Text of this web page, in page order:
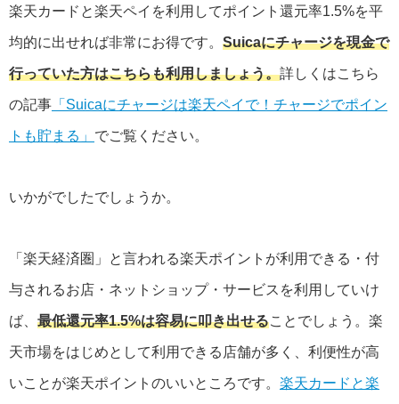
楽天カードと楽天ペイを利用してポイント還元率1.5%を平
均的に出せれば非常にお得です。 Suicaにチャージを現金で
行っていた方はこちらも利用しましょう。詳しくはこちら
の記事 「Suicaにチャージは楽天ペイで！チャージでポイン
トも貯まる」 でご覧ください。
いかがでしたでしょうか。
「楽天経済圏」と言われる楽天ポイントが利用できる・付
与されるお店・ネットショップ・サービスを利用していけ
ば、 最低還元率1.5%は容易に叩き出せることでしょう。楽
天市場をはじめとして利用できる店舗が多く、利便性が高
いことが楽天ポイントのいいところです。 楽天カードと楽